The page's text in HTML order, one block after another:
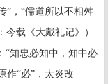
”，“儒道所以不相舛
今载《大戴礼记》）
“知忠必知中，知中必
“必”，太炎改